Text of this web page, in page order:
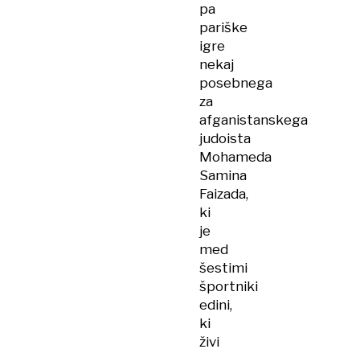
pa
pariške
igre
nekaj
posebnega
za
afganistanskega
judoista
Mohameda
Samina
Faizada,
ki
je
med
šestimi
športniki
edini,
ki
živi